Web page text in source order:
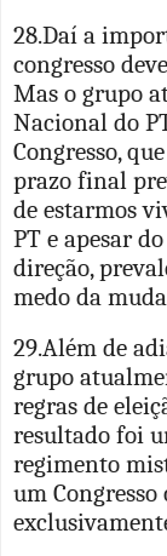
28.Daí a
congresso
Mas o grupo
Nacional do
Congresso,
prazo final
de estarmos
PT e apesar
direção,
medo da
29.Além de
grupo
regras de
resultado foi
regimento
um Congresso